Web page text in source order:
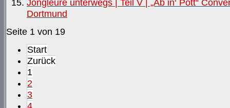
Jongleure unterwegs | Teil V | „Ab in‘ Pott“
Dortmund
Seite 1 von 19
Start
Zurück
1
2
3